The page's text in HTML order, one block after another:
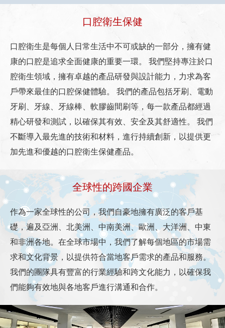
口腔衛生保健
口腔衛生是每個人日常生活中不可或缺的一部分，擁有健
康的口腔是追求全面健康的重要一環。
我們堅持專注於口
腔衛生領域，擁有卓越的產品研發與設計能力，力求為客
戶帶來最佳的口腔保健體驗。
我們的產品包括牙刷、電動
牙刷、牙線、牙線棒、軟膠齒間刷等，每一款產品都經過
精心研發和測試，以確保其有效、安全及其舒適性。
我們
不斷導入最先進的技術和材料，進行持續創新，以提供更
加先進和優越的口腔衛生保健產品。
全球性的跨國企業
作為一家全球性的公司，我們自豪地擁有廣泛的客戶基
礎，遍及亞洲、北美洲、中南美洲、歐洲、大洋洲、中東
和非洲各地。在全球市場中，我們了解每個地區的市場需
求和文化背景，以提供符合當地客戶需求的產品和服務。
我們的團隊具有豐富的行業經驗和跨文化能力，以確保我
們能夠有效地與各地客戶進行溝通和合作。